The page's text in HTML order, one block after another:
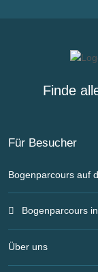
Finde
Für Besucher
Bogenparcours auf
Bogenparcours
Über uns